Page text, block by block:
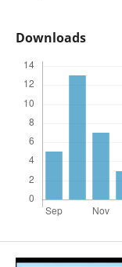
Downloads